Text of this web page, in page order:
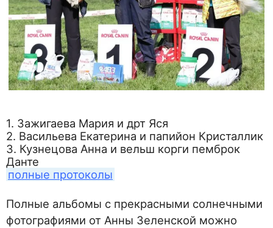
1. Зажигаева Мария и дрт Яся
2. Васильева Екатерина и папийон Кристаллик
3. Кузнецова Анна и вельш корги пемброк
Данте
полные протоколы
Полные альбомы с прекрасными солнечными
фотографиями от Анны Зеленской можно